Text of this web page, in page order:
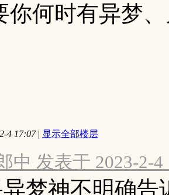
你何时有异梦
4 17:07 | 显示全部楼层
中 发表于 2023-2-4
梦神不明确告